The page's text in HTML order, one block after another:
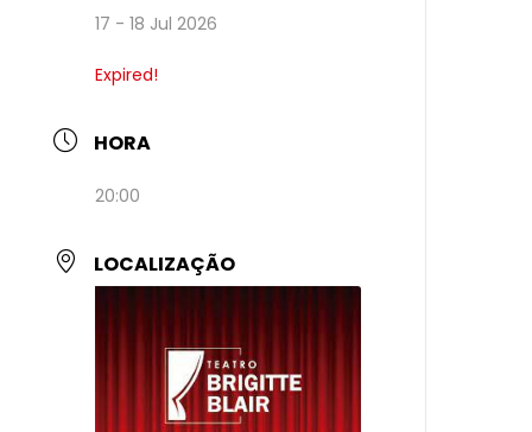
17 - 18 Jul 2026
Expired!
HORA
20:00
LOCALIZAÇÃO